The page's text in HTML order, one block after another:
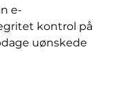
e-
kontrol på
uønskede